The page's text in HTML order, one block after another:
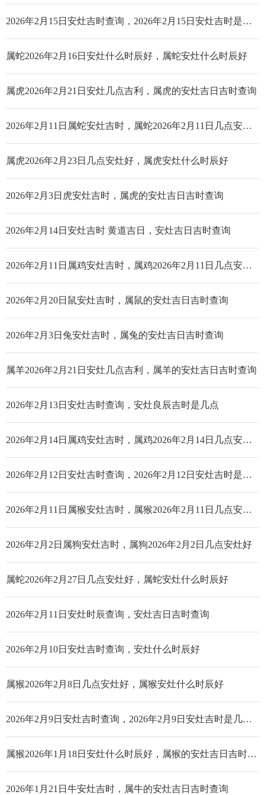
2026年2月15日安灶吉时查询，2026年2月15日安灶吉时是几点_哪个时辰好
属蛇2026年2月16日安灶什么时辰好，属蛇安灶什么时辰好
属虎2026年2月21日安灶几点吉利，属虎的安灶吉日吉时查询
2026年2月11日属蛇安灶吉时，属蛇2026年2月11日几点安灶好
属虎2026年2月23日几点安灶好，属虎安灶什么时辰好
2026年2月3日虎安灶吉时，属虎的安灶吉日吉时查询
2026年2月14日安灶吉时 黄道吉日，安灶吉日吉时查询
2026年2月11日属鸡安灶吉时，属鸡2026年2月11日几点安灶好
2026年2月20日鼠安灶吉时，属鼠的安灶吉日吉时查询
2026年2月3日兔安灶吉时，属兔的安灶吉日吉时查询
属羊2026年2月21日安灶几点吉利，属羊的安灶吉日吉时查询
2026年2月13日安灶吉时查询，安灶良辰吉时是几点
2026年2月14日属鸡安灶吉时，属鸡2026年2月14日几点安灶好
2026年2月12日安灶吉时查询，2026年2月12日安灶吉时是几点_哪个时辰好
2026年2月11日属猴安灶吉时，属猴2026年2月11日几点安灶好
2026年2月2日属狗安灶吉时，属狗2026年2月2日几点安灶好
属蛇2026年2月27日几点安灶好，属蛇安灶什么时辰好
2026年2月11日安灶时辰查询，安灶吉日吉时查询
2026年2月10日安灶吉时查询，安灶什么时辰好
属猴2026年2月8日几点安灶好，属猴安灶什么时辰好
2026年2月9日安灶吉时查询，2026年2月9日安灶吉时是几点_哪个时辰好
属猴2026年1月18日安灶什么时辰好，属猴的安灶吉日吉时查询
2026年1月21日牛安灶吉时，属牛的安灶吉日吉时查询